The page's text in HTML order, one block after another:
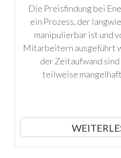
Die Preisfindung bei
ein Prozess, der
manipulierbar ist und
Mitarbeitern ausgeführt
der Zeitaufwand sind
teilweise